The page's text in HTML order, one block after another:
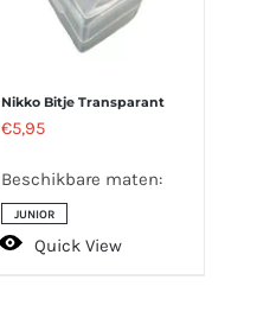
Nikko Bitje Transparant
€5,95
Beschikbare maten:
JUNIOR
Quick View